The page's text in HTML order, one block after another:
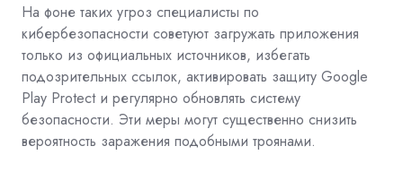
На фоне таких угроз специалисты по
кибербезопасности советуют загружать приложения
только из официальных источников, избегать
подозрительных ссылок, активировать защиту Google
Play Protect и регулярно обновлять систему
безопасности. Эти меры могут существенно снизить
вероятность заражения подобными троянами.